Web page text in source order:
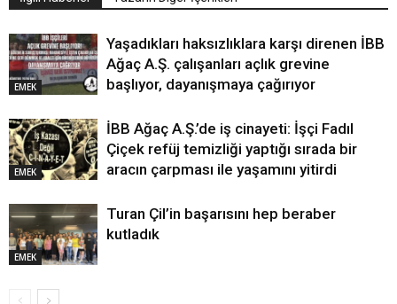
EMEK
Yaşadıkları haksızlıklara karşı direnen İBB
Ağaç A.Ş. çalışanları açlık grevine
başlıyor, dayanışmaya çağırıyor
EMEK
İBB Ağaç A.Ş.’de iş cinayeti: İşçi Fadıl
Çiçek refüj temizliği yaptığı sırada bir
aracın çarpması ile yaşamını yitirdi
EMEK
Turan Çil’in başarısını hep beraber
kutladık